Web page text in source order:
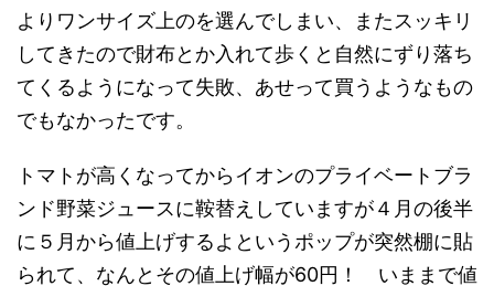
よりワンサイズ上のを選んでしまい、またスッキリ
してきたので財布とか入れて歩くと自然にずり落ち
てくるようになって失敗、あせって買うようなもの
でもなかったです。
トマトが高くなってからイオンのプライベートブラ
ンド野菜ジュースに鞍替えしていますが４月の後半
に５月から値上げするよというポップが突然棚に貼
られて、なんとその値上げ幅が60円！ いままで値